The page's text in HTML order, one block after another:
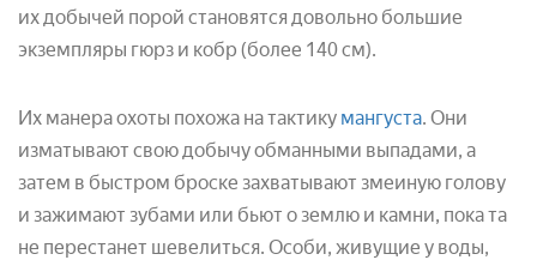
их добычей порой становятся довольно большие
экземпляры гюрз и кобр (более 140 см).
Их манера охоты похожа на тактику мангуста. Они
изматывают свою добычу обманными выпадами, а
затем в быстром броске захватывают змеиную голову
и зажимают зубами или бьют о землю и камни, пока та
не перестанет шевелиться. Особи, живущие у воды,